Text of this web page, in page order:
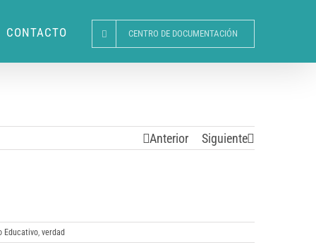
CONTACTO CENTRO DE DOCUMENTACIÓN
Anterior Siguiente
Educativo, verdad